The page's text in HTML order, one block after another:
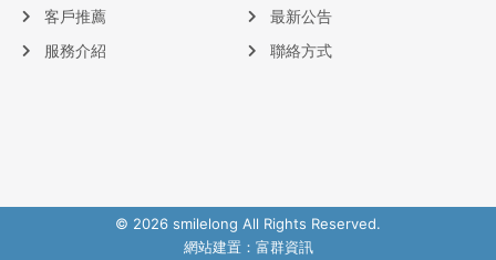
客戶推薦
服務介紹
最新公告
聯絡方式
© 2026 smilelong All Rights Reserved.
網站建置： 富群資訊